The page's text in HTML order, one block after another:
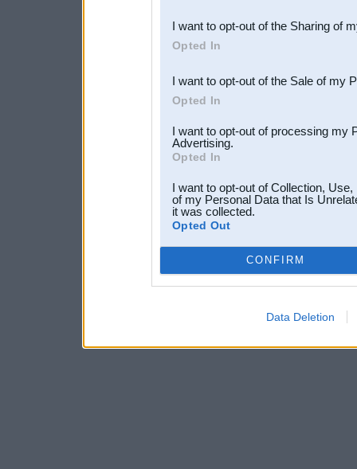
Downstream Participants
third parties.
I want to opt-out of the Sharing of
Opted In
I want to opt-out of the Sale of my
Opted In
I want to opt-out of processing my
Advertising.
Opted In
I want to opt-out of Collection,
of my Personal Data that Is
it was collected.
Opted Out
CONFIRM
Data Deletion